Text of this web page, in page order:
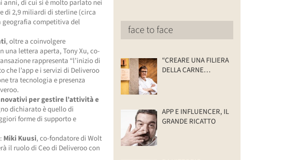
di cui si è molto parlato nei
di 2,9 miliardi di sterline (circa
geografia competitiva del
, oltre a coinvolgere
una lettera aperta, Tony Xu, co-
rappresenta “l’inizio di
che l’app e i servizi di Deliveroo
tra tecnologia e presenza
per gestire l’attività e
dichiarato è quello di
forme di supporto e
Miki Kuusi, co-fondatore di Wolt
il ruolo di Ceo di Deliveroo con
face to face
“CREARE UNA FILIERA
DELLA CARNE
APP E INFLUENCER, IL
GRANDE RICATTO